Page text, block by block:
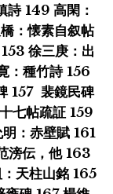
149 高閑：
：懐素自叙帖
徐三庚：出
：種竹詩 156
157 裴鏡民碑
七帖疏証 159
：赤壁賦 161
滂伝，他 163
天柱山銘 165